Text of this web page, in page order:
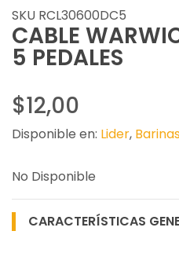
SKU RCL30600DC5
CABLE
5 PEDALES
$12,00
Disponible en: Lider,
No Disponible
CARACTERÍSTICAS